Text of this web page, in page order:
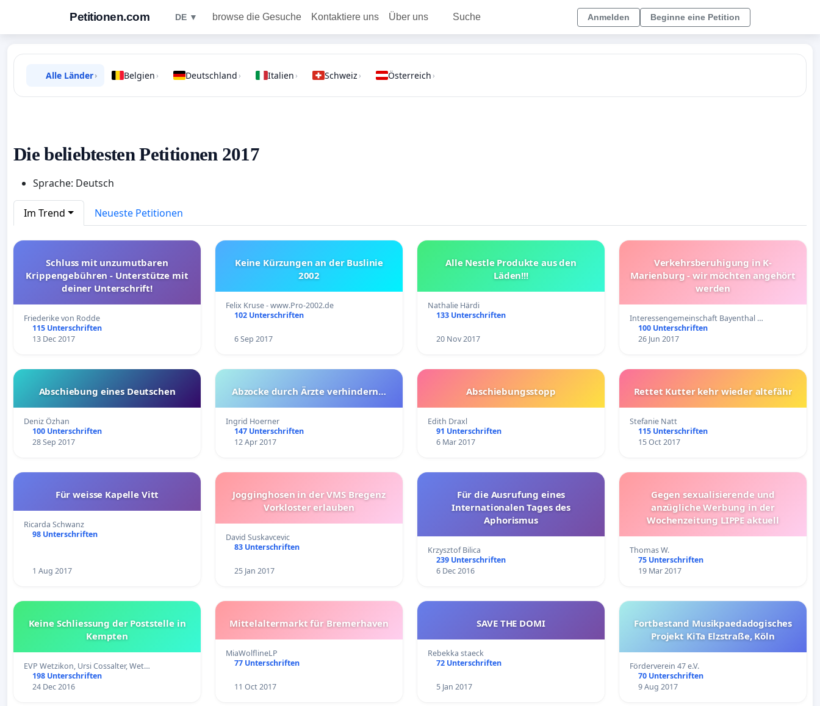
Petitionen.com DE ▼ browse die Gesuche Kontaktiere uns Über uns Suche Anmelden Beginne eine Petition
Alle Länder› Belgien › Deutschland › Italien › Schweiz › Österreich ›
Die beliebtesten Petitionen 2017
Sprache: Deutsch
Im Trend Neueste Petitionen
Schluss mit unzumutbaren
Krippengebühren - Unterstütze mit
deiner Unterschrift!
Friederike von Rodde
115 Unterschriften
13 Dec 2017
Keine Kürzungen an der Buslinie
2002
Felix Kruse - www.Pro-2002.de
102 Unterschriften
6 Sep 2017
Alle Nestle Produkte aus den
Läden!!!
Nathalie Härdi
133 Unterschriften
20 Nov 2017
Verkehrsberuhigung in K-
Marienburg - wir möchten angehört
werden
Interessengemeinschaft Bayenthal …
100 Unterschriften
26 Jun 2017
Abschiebung eines Deutschen
Deniz Özhan
100 Unterschriften
28 Sep 2017
Abzocke durch Ärzte verhindern…
Ingrid Hoerner
147 Unterschriften
12 Apr 2017
Abschiebungsstopp
Edith Draxl
91 Unterschriften
6 Mar 2017
Rettet Kutter kehr wieder altefähr
Stefanie Natt
115 Unterschriften
15 Oct 2017
Für weisse Kapelle Vitt
Ricarda Schwanz
98 Unterschriften
1 Aug 2017
Jogginghosen in der VMS Bregenz
Vorkloster erlauben
David Suskavcevic
83 Unterschriften
25 Jan 2017
Für die Ausrufung eines
Internationalen Tages des
Aphorismus
Krzysztof Bilica
239 Unterschriften
6 Dec 2016
Gegen sexualisierende und
anzügliche Werbung in der
Wochenzeitung LIPPE aktuell
Thomas W.
75 Unterschriften
19 Mar 2017
Keine Schliessung der Poststelle in
Kempten
EVP Wetzikon, Ursi Cossalter, Wet…
198 Unterschriften
24 Dec 2016
Mittelaltermarkt für Bremerhaven
MiaWolflineLP
77 Unterschriften
11 Oct 2017
SAVE THE DOMI
Rebekka staeck
72 Unterschriften
5 Jan 2017
Fortbestand Musikpaedadogisches
Projekt KiTa Elzstraße, Köln
Förderverein 47 e.V.
70 Unterschriften
9 Aug 2017